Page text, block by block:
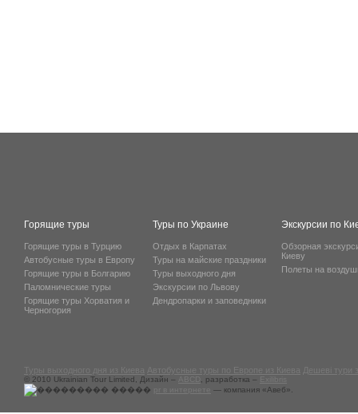
Горящие туры
Горящие туры в Турцию
Автобусные туры в Европу
Горящие туры в Болгарию
Паломнические туры
Горящие туры Хорватия и
Черногория
Туры по Украине
Отдых в Карпатах
Туры на майские праздники
Туры выходного дня
Экскурсии по Львову
Дендропарки и заповедники
Экскурсии по
Обзорная
Киеву
Полеты на
© 2010 Ukrainian Tour Limited, Дизайн – , разработка –
Exilibris
— компания «Авеб».
Туры выходного дня из Киева Автобусные туры по Европе из Киева Дешеві тури